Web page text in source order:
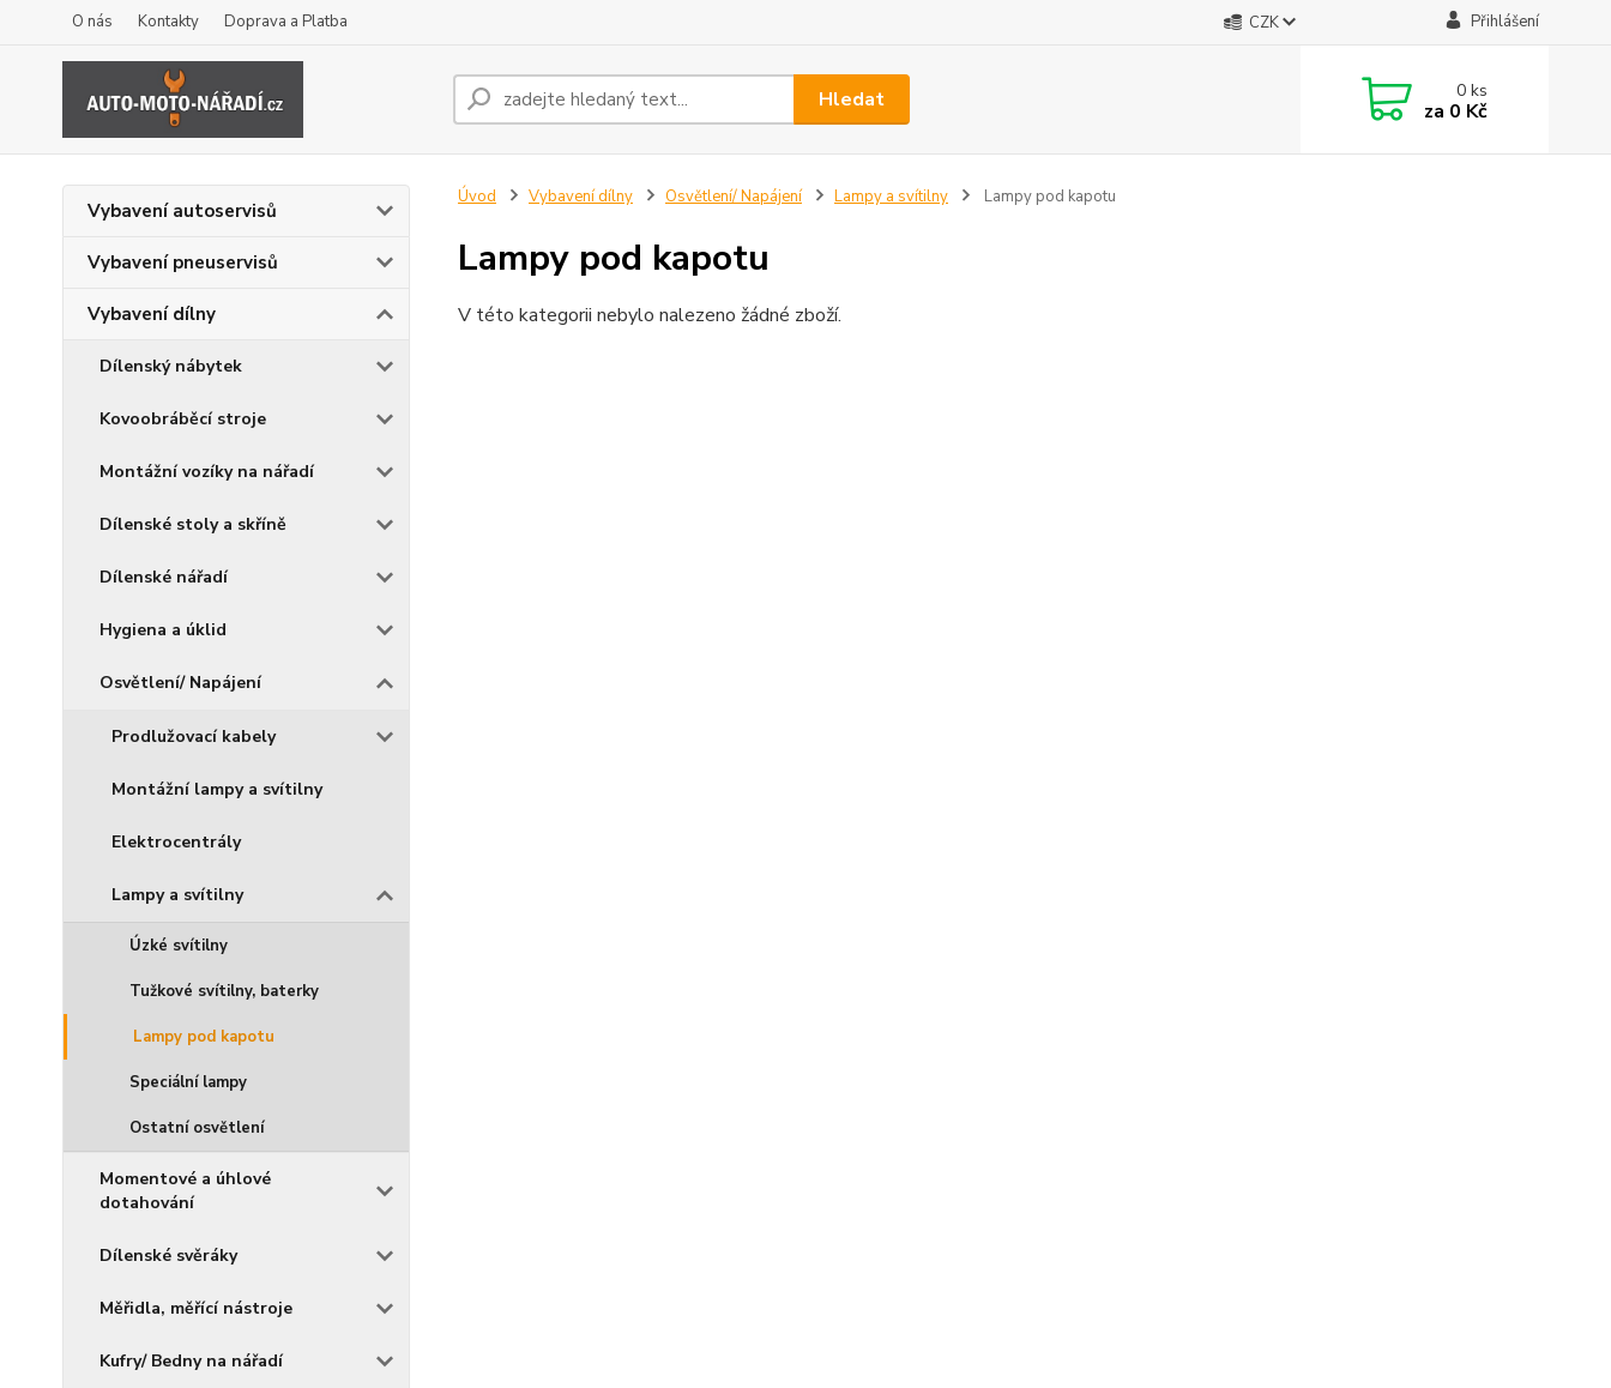
O nás Kontakty Doprava a Platba CZK Přihlášení
Hledat 0ks
za 0 Kč
Vybavení autoservisů
Vybavení pneuservisů
Vybavení dílny
Dílenský nábytek
Kovoobráběcí stroje
Montážní vozíky na nářadí
Dílenské stoly a skříně
Dílenské nářadí
Hygiena a úklid
Osvětlení/ Napájení
Prodlužovací kabely
Montážní lampy a svítilny
Elektrocentrály
Lampy a svítilny
Úzké svítilny
Tužkové svítilny, baterky
Lampy pod kapotu
Speciální lampy
Ostatní osvětlení
Momentové a úhlové
dotahování
Dílenské svěráky
Měřidla, měřící nástroje
Kufry/ Bedny na nářadí
Úvod Vybavení dílny Osvětlení/ Napájení Lampy a svítilny Lampy pod kapotu
Lampy pod kapotu
V této kategorii nebylo nalezeno žádné zboží.